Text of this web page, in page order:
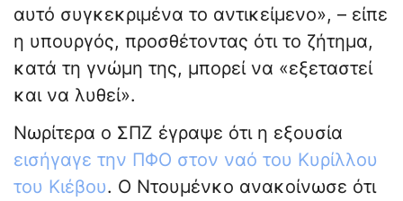
αυτό συγκεκριμένα το αντικείμενο», – είπε
η υπουργός, προσθέτοντας ότι το ζήτημα,
κατά τη γνώμη της, μπορεί να «εξεταστεί
και να λυθεί».
Νωρίτερα ο ΣΠΖ έγραψε ότι η εξουσία
εισήγαγε την ΠΦΟ στον ναό του Κυρίλλου
του Κιέβου. Ο Ντουμένκο ανακοίνωσε ότι